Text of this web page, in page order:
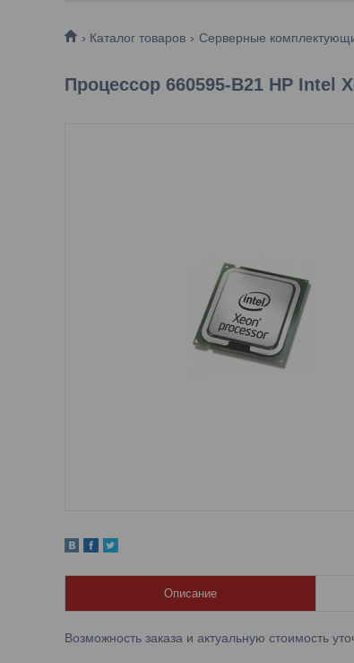
Каталог товаров Серверные
Процессор 660595-B21 HP Intel
Описание
Возможность заказа и актуальную стоимость